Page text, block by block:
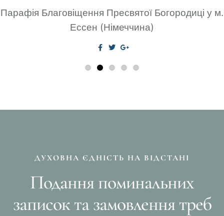
Парафія Благовіщення Пресвятої Богородиці у м.
Ессен (Німеччина)
ДУХОВНА ЄДНІСТЬ НА ВІДСТАНІ
Подання поминальних
записок та замовлення треб